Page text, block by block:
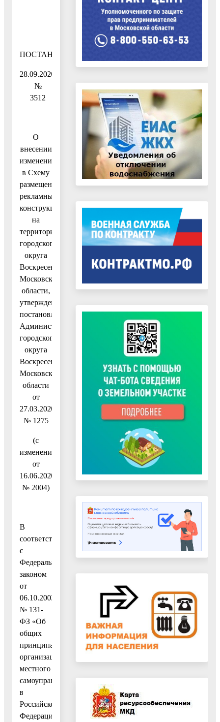
ПОСТАНОВЛЕНИЕ
28.09.2020
№
3512
О
внесении
изменения
в Схему
размещения
рекламных
конструкций
на
территории
городского
округа
Воскресенск
Московской
области,
утвержденную
постановлением
Администрации
городского
округа
Воскресенск
Московской
области
от
27.03.2020
№ 1275
(с
изменениями
от
16.06.2020
№ 2004)
В
соответствии
с
Федеральным
законом
от
06.10.2003
№ 131-
ФЗ «Об
общих
принципах
организации
местного
самоуправления
в
Российской
Федерации»